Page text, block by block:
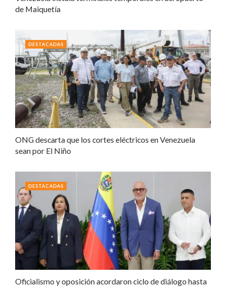
de Maiquetía
ONG descarta que los cortes eléctricos en Venezuela
sean por El Niño
DESTACADAS
Oficialismo y oposición acordaron ciclo de diálogo hasta
DESTACADAS